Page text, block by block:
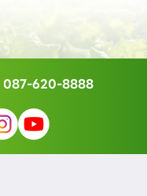
087-620-8888